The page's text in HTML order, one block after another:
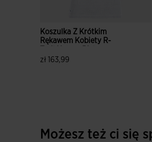
Koszulka Z Krótkim
Rękawem Kobiety R-
zł 163,99
Możesz też ci się